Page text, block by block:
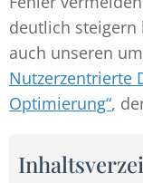
deutlich steigern
auch unseren
Nutzerzentrierte
Optimierung“,